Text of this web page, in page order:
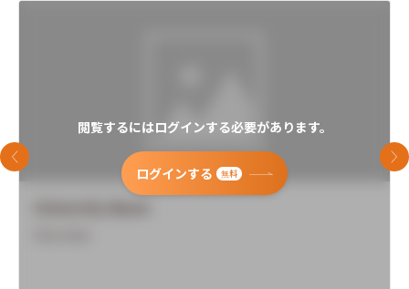
閲覧するにはログインする必要があります。
ログインする 無料
前のスライド 次